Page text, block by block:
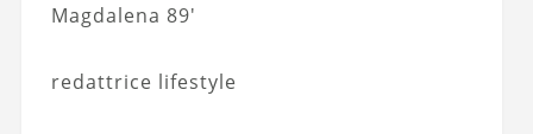
Magdalena 89′
redattrice lifestyle